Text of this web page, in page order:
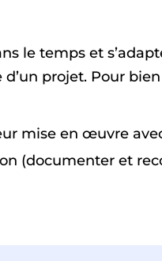
le temps et
projet. Pour
mise en œuvre
(documenter et